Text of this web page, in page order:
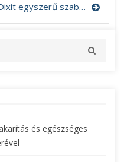
Dixit egyszerű szabályokkal
E
és egészséges